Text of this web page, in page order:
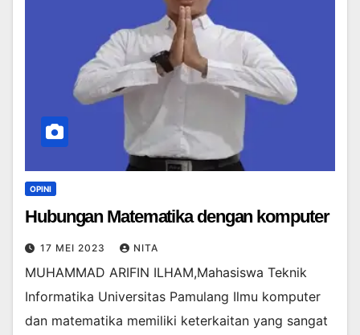
OPINI
Hubungan Matematika dengan komputer
17 MEI 2023 NITA
MUHAMMAD ARIFIN ILHAM,Mahasiswa Teknik
Informatika Universitas Pamulang Ilmu komputer
dan matematika memiliki keterkaitan yang sangat